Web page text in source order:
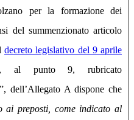
per la formazione dei
del summenzionato articolo
decreto legislativo del 9 aprile
, al punto 9, rubricato
”, dell’Allegato A dispone che
ai preposti, come indicato al